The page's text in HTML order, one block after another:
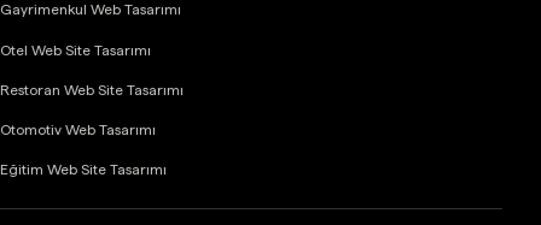
Gayrimenkul Web Tasarımı
Otel Web Site Tasarımı
Restoran Web Site Tasarımı
Otomotiv Web Tasarımı
Eğitim Web Site Tasarımı